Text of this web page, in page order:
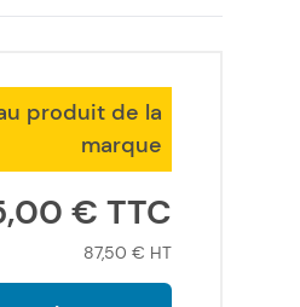
produit de la
marque
€
87,50 €